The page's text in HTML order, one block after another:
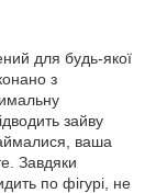
для будь-якої
з
зайву
ваша
Завдяки
по фігурі, не